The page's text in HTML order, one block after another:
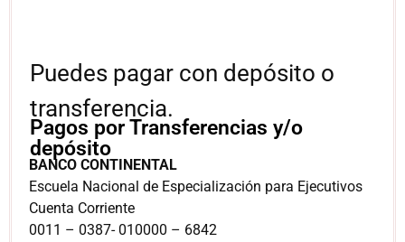
Puedes pagar con depósito o
transferencia.
BANCO CONTINENTAL
Escuela Nacional de Especialización para Ejecutivos
Cuenta Corriente
0011 – 0387- 010000 – 6842
Pagos por Transferencias y/o
depósito